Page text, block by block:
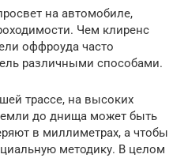
на автомобиле,
Чем клиренс
оффроуда часто
различными способами.
трассе, на высоких
до днища может быть
в миллиметрах, а чтобы
методику. В целом